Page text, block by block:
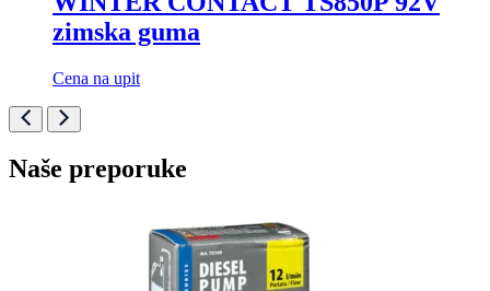
zimska guma
Cena na upit
Naše preporuke